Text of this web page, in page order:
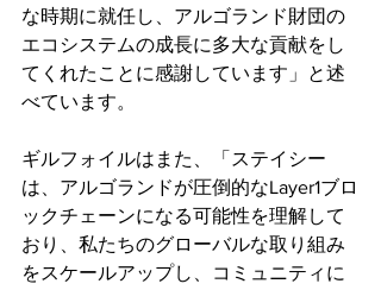
な時期に就任し、アルゴランド財団の
エコシステムの成長に多大な貢献をし
てくれたことに感謝しています」と述
べています。
ギルフォイルはまた、「ステイシー
は、アルゴランドが圧倒的なLayer1ブロ
ックチェーンになる可能性を理解して
おり、私たちのグローバルな取り組み
をスケールアップし、コミュニティに